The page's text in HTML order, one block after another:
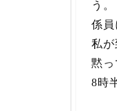
う
係員
私が
黙っ
8時